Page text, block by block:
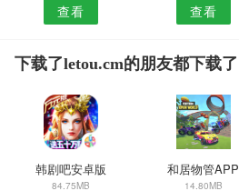
查看 查看
下载了letou.cm的朋友都下载了
韩剧吧安卓版
84.75MB
和居物管APP
14.80MB